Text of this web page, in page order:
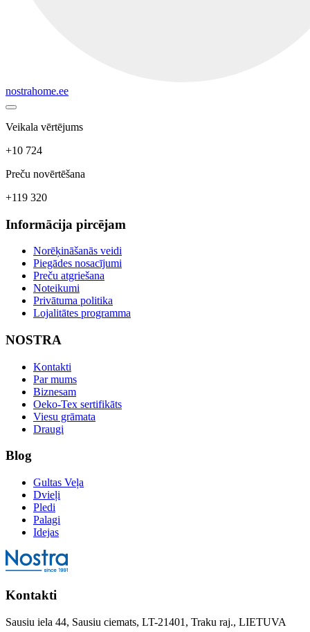
nostrahome.ee
Veikala vērtējums
+10 724
Preču novērtēšana
+119 320
Informācija pircējam
Norēķināšanās veidi
Piegādes nosacījumi
Preču atgriešana
Noteikumi
Privātuma politika
Lojalitātes programma
NOSTRA
Kontakti
Par mums
Biznesam
Oeko-Tex sertifikāts
Viesu grāmata
Draugi
Blog
Gultas Veļa
Dvieļi
Pledi
Palagi
Idejas
Kontakti
Sausiu iela 44, Sausiu ciemats, LT-21401, Traku raj., LIETUVA